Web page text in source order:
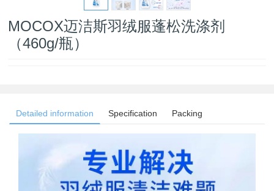
MOCOX迈洁斯羽绒服蓬松洗涤剂
（460g/瓶）
Detailed information Specification Packing